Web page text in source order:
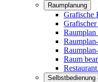
Raumplanung
Grafische
Raumplan
Raum
Selbstbedienung